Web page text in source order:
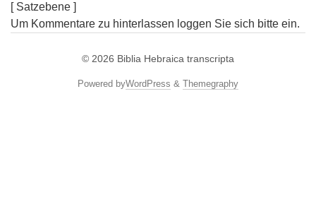
[ Satzebene ]
Um Kommentare zu hinterlassen loggen Sie sich bitte ein.
© 2026 Biblia Hebraica transcripta
Powered byWordPress & Themegraphy